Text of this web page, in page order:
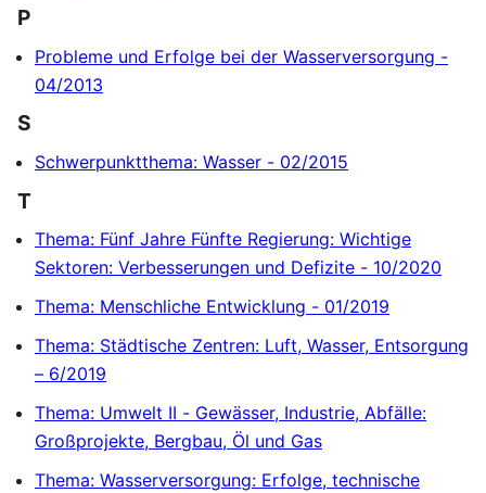
P
Probleme und Erfolge bei der Wasserversorgung -
04/2013
S
Schwerpunktthema: Wasser - 02/2015
T
Thema: Fünf Jahre Fünfte Regierung: Wichtige
Sektoren: Verbesserungen und Defizite - 10/2020
Thema: Menschliche Entwicklung - 01/2019
Thema: Städtische Zentren: Luft, Wasser, Entsorgung
– 6/2019
Thema: Umwelt II - Gewässer, Industrie, Abfälle:
Großprojekte, Bergbau, Öl und Gas
Thema: Wasserversorgung: Erfolge, technische